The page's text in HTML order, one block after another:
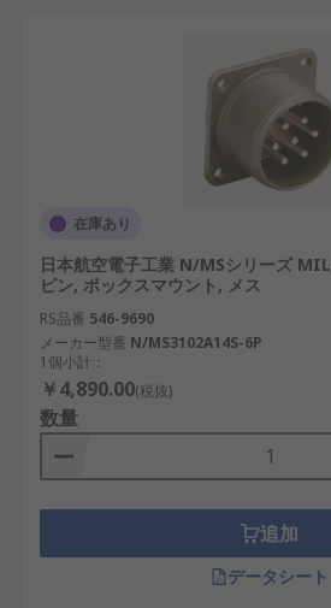
精密制御配線に適しています。
自動車および輸送機器
：エン
トや車載センサ系統に使用。
日本の鉄道・交通インフラ：
案内表示機器の耐振動接続に
農業や建設の自動化機器
律型建設ロボットのインター
MIL規格丸型コネク
ーカー
国内外には多くの信頼性あるメーカ
品質な製品が提供されています。
クタを展開し、防衛・航空分
ります。
A TE Connectivity：豊富な
在庫あり
日本航空電子工業 N/MSシリーズ
ピン, ボックスマウント, メス
RS品番 546-9690
メーカー型番 N/MS3102A14S-6P
1個小計：
￥4,890.00(税抜)
数量
追加
データシート